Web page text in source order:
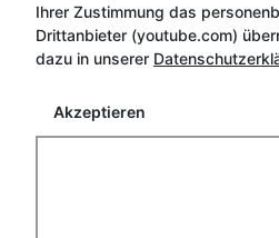
Ihrer Zustimmung das
Drittanbieter (youtube.com)
dazu in unserer
Akzeptieren